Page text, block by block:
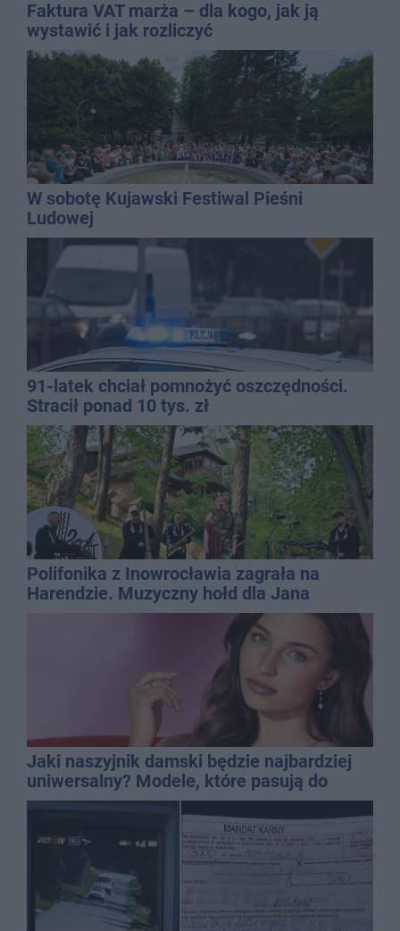
Faktura VAT marża – dla kogo, jak ją
wystawić i jak rozliczyć
W sobotę Kujawski Festiwal Pieśni
Ludowej
91-latek chciał pomnożyć oszczędności.
Stracił ponad 10 tys. zł
Polifonika z Inowrocławia zagrała na
Harendzie. Muzyczny hołd dla Jana
Kasprowicza
Jaki naszyjnik damski będzie najbardziej
uniwersalny? Modele, które pasują do
wielu stylizacji